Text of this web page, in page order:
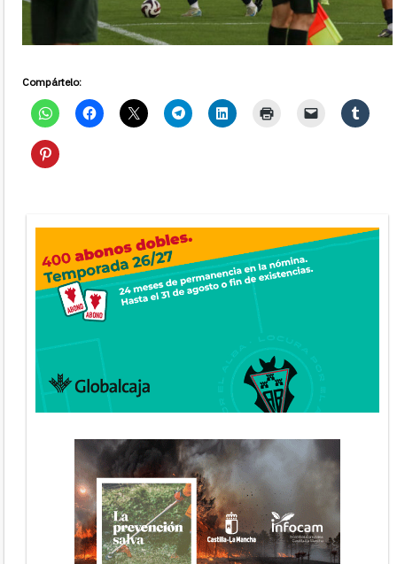
Compártelo: